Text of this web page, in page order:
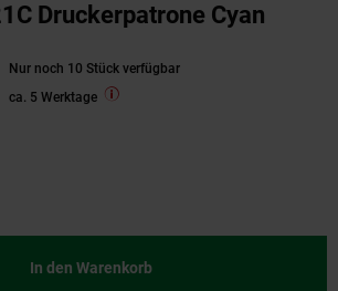
Druckerpatrone Cyan
Nur noch 10 Stück verfügbar
ca. 5 Werktage
In den Warenkorb